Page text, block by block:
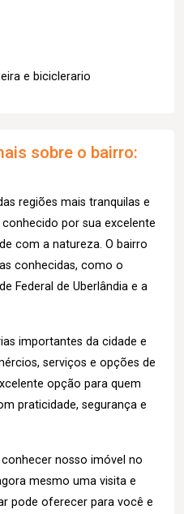
e biciclerario
sobre o bairro:
regiões mais tranquilas e
conhecido por sua excelente
com a natureza. O bairro
conhecidas, como o
Federal de Uberlândia e a
importantes da cidade e
serviços e opções de
opção para quem
praticidade, segurança e
nosso imóvel no
mesmo uma visita e
pode oferecer para você e